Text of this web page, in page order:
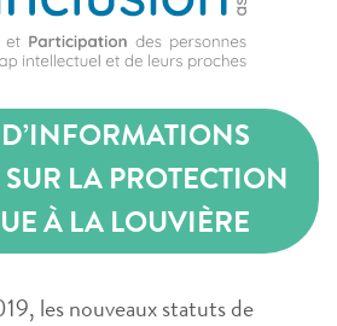
SUR LA PROTECTION
À LA LOUVIÈRE
les nouveaux statuts de